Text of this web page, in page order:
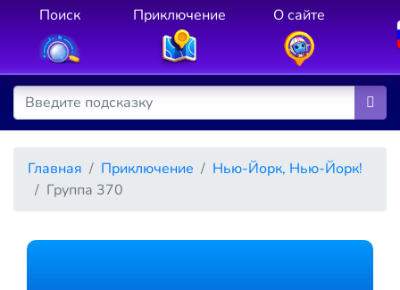
Поиск Приключение О сайте
Главная Приключение
Нью-Йорк, Нью-Йорк!
Группа 370